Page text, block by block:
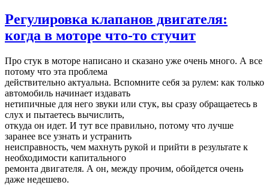
Регулировка клапанов двигателя:
когда в моторе что-то стучит
Про стук в моторе написано и сказано уже очень много. А все
потому что эта проблема
действительно актуальна. Вспомните себя за рулем: как только
автомобиль начинает издавать
нетипичные для него звуки или стук, вы сразу обращаетесь в
слух и пытаетесь вычислить,
откуда он идет. И тут все правильно, потому что лучше
заранее все узнать и устранить
неисправность, чем махнуть рукой и прийти в результате к
необходимости капитального
ремонта двигателя. А он, между прочим, обойдется очень
даже недешево.